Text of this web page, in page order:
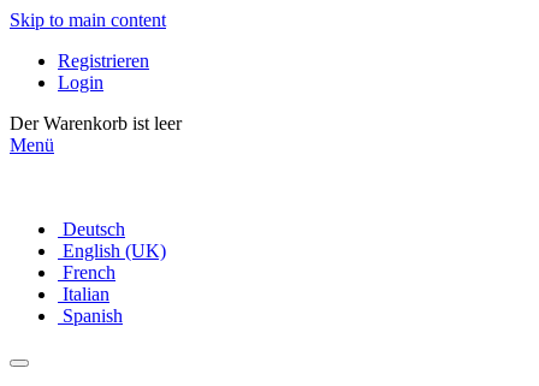
Skip to main content
Registrieren
Login
Der Warenkorb ist leer
Menü
Deutsch
English (UK)
French
Italian
Spanish